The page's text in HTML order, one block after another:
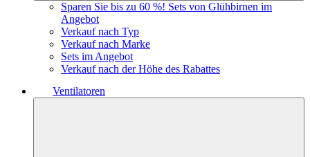
Sparen Sie bis zu 60 %! Sets von Glühbirnen im
Angebot
Verkauf nach Typ
Verkauf nach Marke
Sets im Angebot
Verkauf nach der Höhe des Rabattes
Ventilatoren